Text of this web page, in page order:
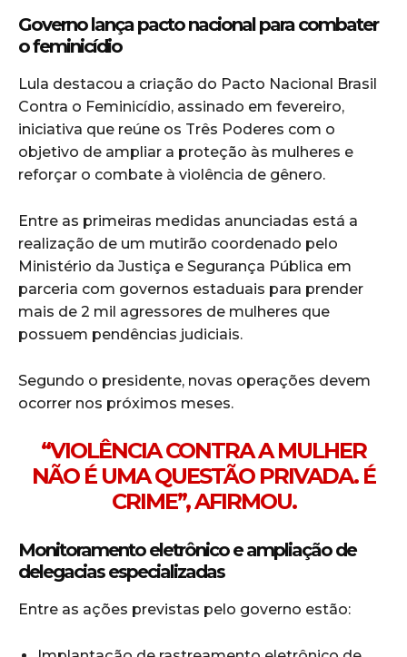
Governo lança pacto nacional para combater
o feminicídio
Lula destacou a criação do Pacto Nacional Brasil
Contra o Feminicídio, assinado em fevereiro,
iniciativa que reúne os Três Poderes com o
objetivo de ampliar a proteção às mulheres e
reforçar o combate à violência de gênero.
Entre as primeiras medidas anunciadas está a
realização de um mutirão coordenado pelo
Ministério da Justiça e Segurança Pública em
parceria com governos estaduais para prender
mais de 2 mil agressores de mulheres que
possuem pendências judiciais.
Segundo o presidente, novas operações devem
ocorrer nos próximos meses.
“VIOLÊNCIA CONTRA A MULHER
NÃO É UMA QUESTÃO PRIVADA. É
CRIME”, AFIRMOU.
Monitoramento eletrônico e ampliação de
delegacias especializadas
Entre as ações previstas pelo governo estão: